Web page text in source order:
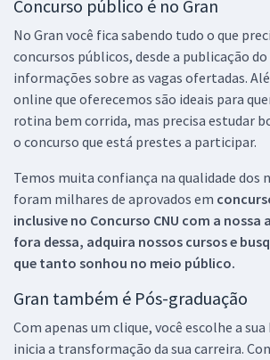
Concurso público é no Gran
No Gran você fica sabendo tudo o que
concursos públicos, desde a publicação
informações sobre as vagas ofertadas.
online que oferecemos são ideais para
rotina bem corrida, mas precisa estudar
o concurso que está prestes a participar.
Temos muita confiança na qualidade dos
foram milhares de aprovados em
inclusive no Concurso CNU com a nossa
fora dessa, adquira nossos cursos e
que tanto sonhou no meio público.
Gran também é Pós-graduação
Com apenas um clique, você escolhe a
inicia a transformação da sua carreira.